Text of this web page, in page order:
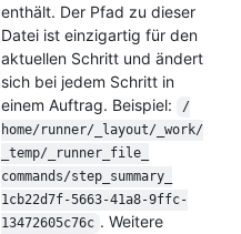
enthält. Der Pfad zu dieser
Datei ist einzigartig für den
aktuellen Schritt und ändert
sich bei jedem Schritt in
einem Auftrag. Beispiel:
/
home/runner/ _layout/ _work/
_temp/ _runner_file_
commands/step_summary_
1cb22d7f-5663-41a8-9ffc-
13472605c76c . Weitere